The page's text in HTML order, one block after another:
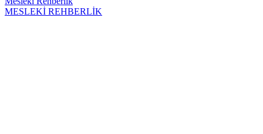
MESLEKİ REHBERLİK